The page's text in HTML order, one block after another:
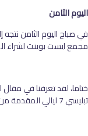
اليوم الثامن
في صباح اليوم الثامن
مجمع ايست بوينت لشراء
تبليسي 7 ليالي المقدمة من شركة توب جلوري ترافيل.